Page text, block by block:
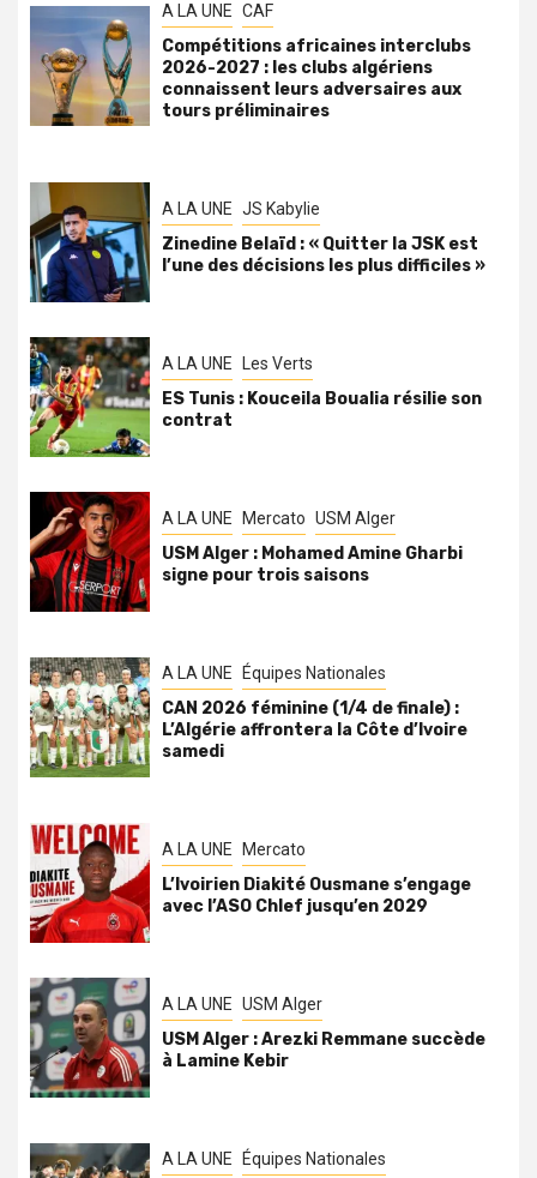
A LA UNE CAF
Compétitions africaines interclubs
2026-2027 : les clubs algériens
connaissent leurs adversaires aux
tours préliminaires
A LA UNE JS Kabylie
Zinedine Belaïd : « Quitter la JSK est
l’une des décisions les plus difficiles »
A LA UNE Les Verts
ES Tunis : Kouceila Boualia résilie son
contrat
A LA UNE Mercato USM Alger
USM Alger : Mohamed Amine Gharbi
signe pour trois saisons
A LA UNE Équipes Nationales
CAN 2026 féminine (1/4 de finale) :
L’Algérie affrontera la Côte d’Ivoire
samedi
A LA UNE Mercato
L’Ivoirien Diakité Ousmane s’engage
avec l’ASO Chlef jusqu’en 2029
A LA UNE USM Alger
USM Alger : Arezki Remmane succède
à Lamine Kebir
A LA UNE Équipes Nationales